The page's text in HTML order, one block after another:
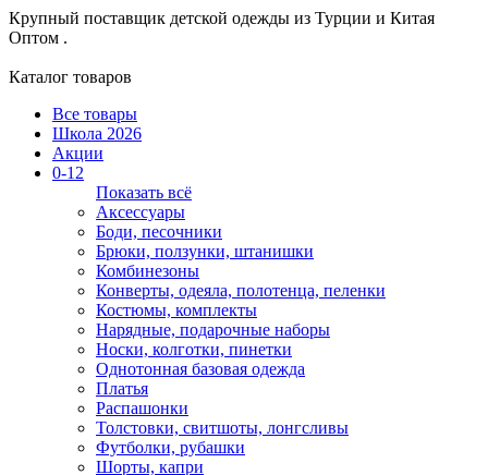
Крупный поставщик детской одежды из Турции и Китая
Оптом .
Каталог товаров
Все товары
Школа 2026
Акции
0-12
Показать всё
Аксессуары
Боди, песочники
Брюки, ползунки, штанишки
Комбинезоны
Конверты, одеяла, полотенца, пеленки
Костюмы, комплекты
Нарядные, подарочные наборы
Носки, колготки, пинетки
Однотонная базовая одежда
Платья
Распашонки
Толстовки, свитшоты, лонгсливы
Футболки, рубашки
Шорты, капри